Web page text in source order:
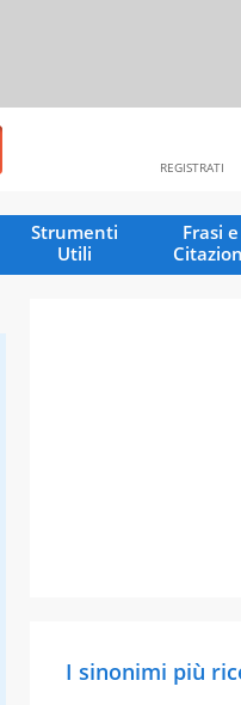
REGISTRATI
Strumenti
Utili
Frasi e
I sinonimi più